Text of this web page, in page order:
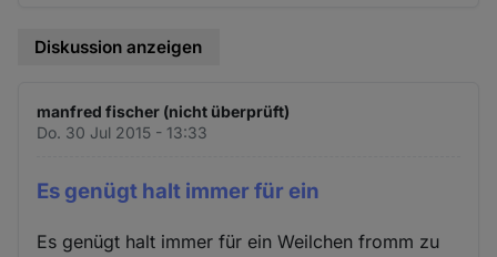
Diskussion anzeigen
manfred fischer (nicht überprüft)
Do. 30 Jul 2015 - 13:33
Es genügt halt immer für ein
Es genügt halt immer für ein Weilchen fromm zu